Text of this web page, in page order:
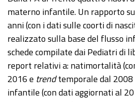
materno infantile. Un rapporto
anni (con i dati sulle coorti di
realizzato sulla base del flusso
schede compilate dai Pediatri di
report relativi a: natimortalità
2016 e trendtemporale dal
infantile (con dati aggiornati al